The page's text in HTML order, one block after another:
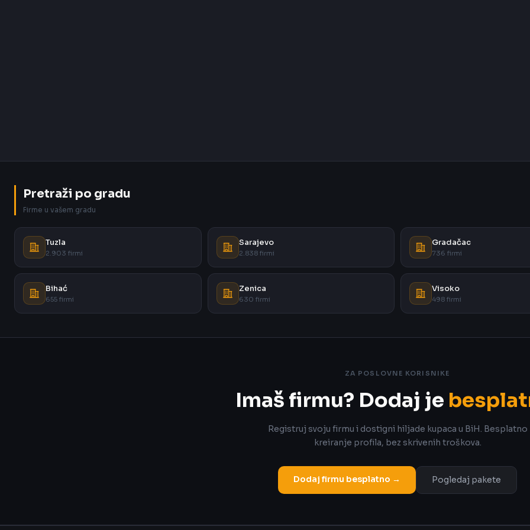
Pretraži po gradu
Firme u vašem gradu
Tuzla
2.903 firmi
Sarajevo
2.838 firmi
Gradačac
736 firmi
Bihać
655 firmi
Zenica
630 firmi
Visoko
498 firmi
ZA POSLOVNE KORISNIKE
Imaš firmu? Dodaj je
Registruj svoju firmu i dostigni hiljade kupaca u BiH. Besplatno
kreiranje profila, bez skrivenih troškova.
Dodaj firmu besplatno → Pogledaj pakete